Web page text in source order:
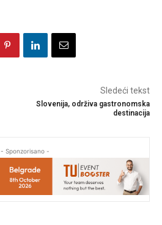
Sledeći tekst
Slovenija, održiva gastronomska
destinacija
- Sponzorisano -